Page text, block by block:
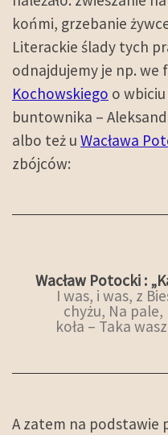
końmi, grzebanie
Literackie ślady tych
odnajdujemy je np. we
Kochowskiego o
buntownika –
albo też u Wacława
zbójców:
Wacław Potocki :
I was, i was, z
chyżu, Na
koła – Taka
A zatem na podstawie